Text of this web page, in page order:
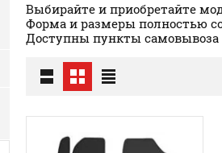
Выбирайте и приобретайте
Форма и размеры полностью
Доступны пункты